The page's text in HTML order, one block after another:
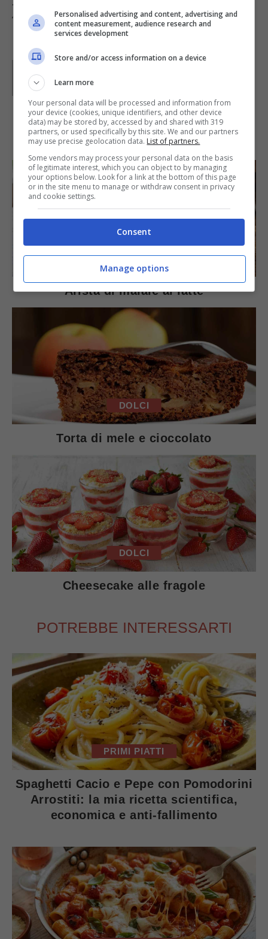
Trasmissione del giugno 2008
al 2011, spaziando tra tutte le tipologie di ricette, dai
primi ai contorni, dai secondi ai dolci.
IN PRIMO PIANO
SECONDI PIATTI
Arista di maiale al latte
DOLCI
Torta di mele e cioccolato
DOLCI
Cheesecake alle fragole
POTREBBE INTERESSARTI
PRIMI PIATTI
Spaghetti Cacio e Pepe con Pomodorini
Arrostiti: la mia ricetta scientifica,
economica e anti-fallimento
Personalised advertising and content, advertising and
content measurement, audience research and
services development
Store and/or access information on a device
Learn more
Your personal data will be processed and information from
your device (cookies, unique identifiers, and other device
data) may be stored by, accessed by and shared with 319
partners, or used specifically by this site. We and our partners
may use precise geolocation data. List of partners.
Some vendors may process your personal data on the basis
of legitimate interest, which you can object to by managing
your options below. Look for a link at the bottom of this page
or in the site menu to manage or withdraw consent in privacy
and cookie settings.
Consent
Manage options